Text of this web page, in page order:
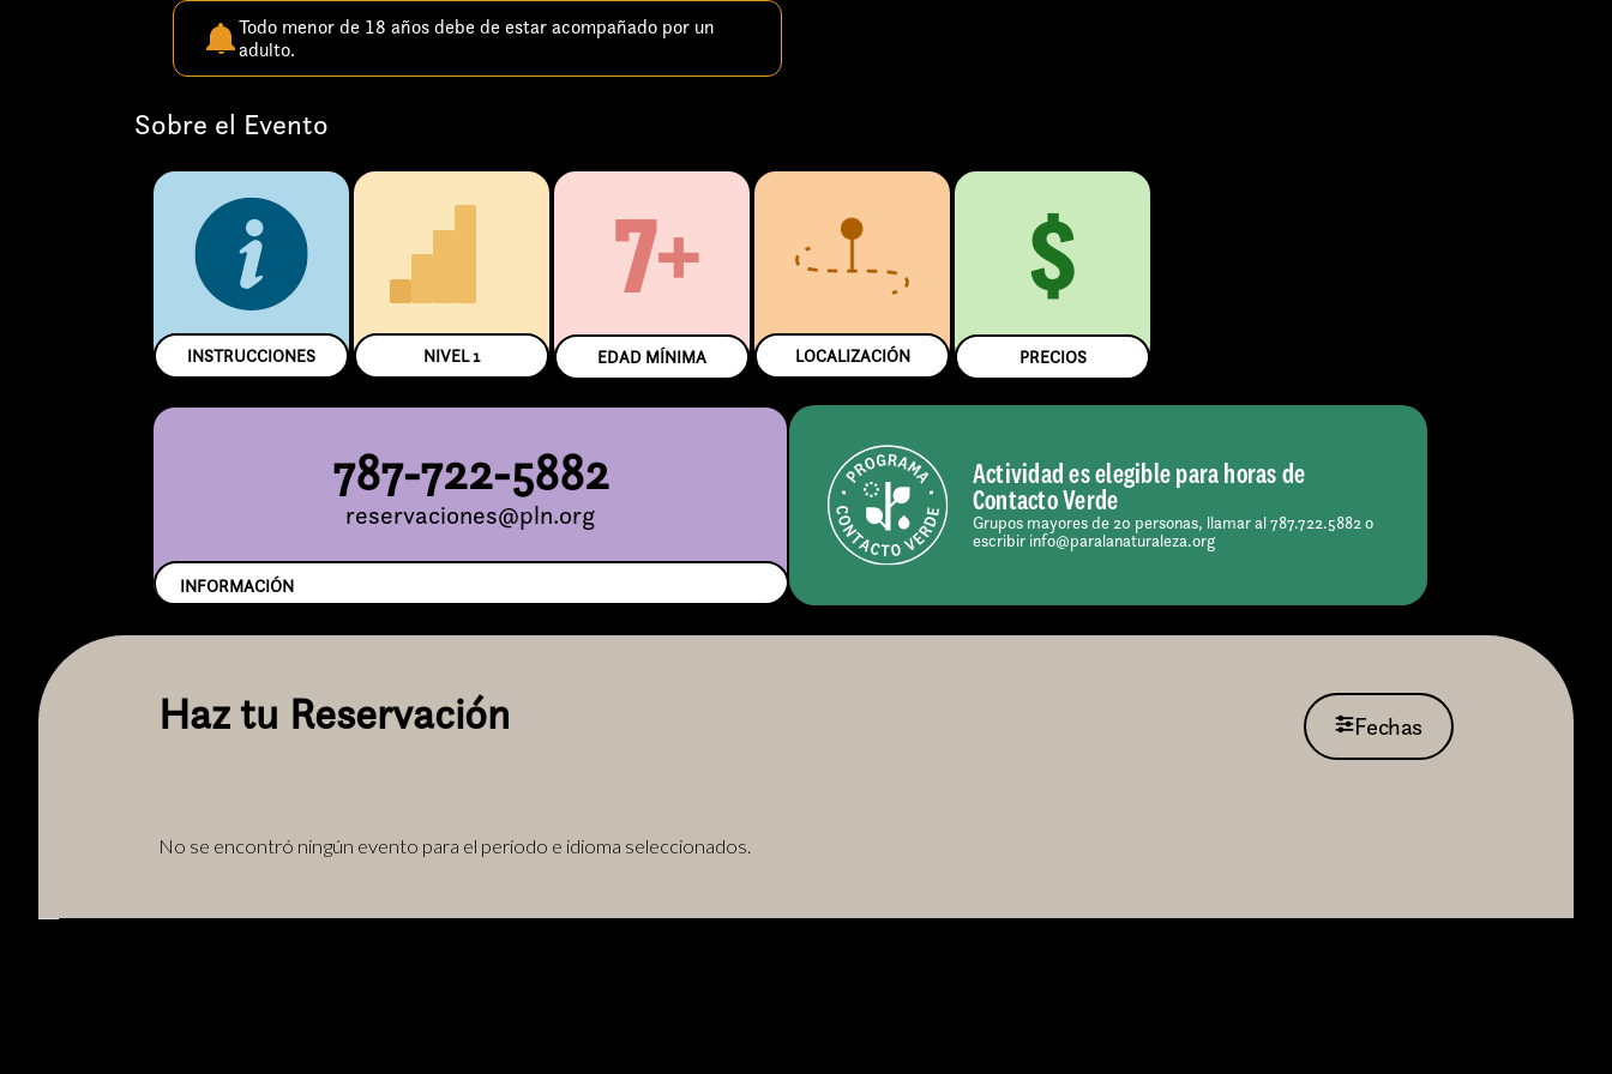
Todo menor de 18 años debe de estar acompañado por un
adulto.
Sobre el Evento
INSTRUCCIONES NIVEL1
7+
EDAD MÍNIMA LOCALIZACIÓN
$
PRECIOS
787-722-5882
reservaciones@pln.org
INFORMACIÓN
Actividad es elegible para horas de
Contacto Verde
Grupos mayores de 20 personas, llamar al 787.722.5882 o
escribir info@paralanaturaleza.org
Haz tu Reservación Fechas
No se encontró ningún evento para el período e idioma seleccionados.